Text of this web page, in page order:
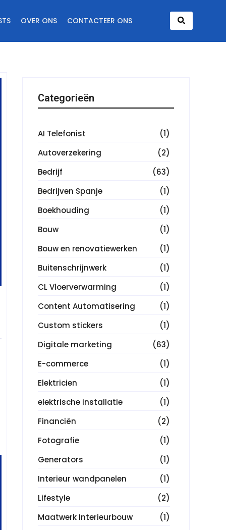
OVER ONS CONTACTEER ONS
Categorieën
AI Telefonist
(1)
Autoverzekering
(2)
Bedrijf
(63)
Bedrijven Spanje
(1)
Boekhouding
(1)
Bouw
(1)
Bouw en renovatiewerken
(1)
Buitenschrijnwerk
(1)
CL Vloerverwarming
(1)
Content Automatisering
(1)
Custom stickers
(1)
Digitale marketing
(63)
E-commerce
(1)
Elektricien
(1)
elektrische installatie
(1)
Financiën
(2)
Fotografie
(1)
Generators
(1)
Interieur wandpanelen
(1)
Lifestyle
(2)
Maatwerk Interieurbouw
(1)